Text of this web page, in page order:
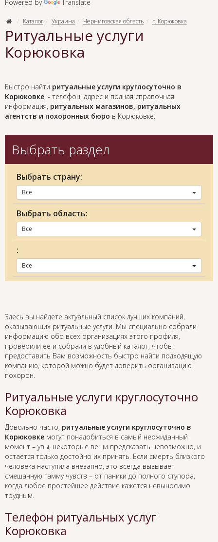
Powered by Translate
Каталог Украина Черниговская область г. Корюковка
Ритуальные услуги
Корюковка
Быстро найти ритуальные услуги круглосуточно в
Корюковке, - телефон, адрес и полная справочная
информация, ритуальных магазинов, ритуальных
агентств и похоронных бюро в Корюковке.
Выбрать раздел
Выбрать страну:
Все
Выбрать область:
Все
:
Все
Здесь вы найдете актуальный список лучших компаний,
оказывающих ритуальные услуги. Мы специально собрали
информацию обо всех организациях этого профиля,
проверили ее и собрали в удобный каталог, чтобы
предоставить Вам возможность быстро найти подходящую
компанию, которой можно будет доверить организацию
похорон.
Ритуальные услуги круглосуточно
Корюковка
Довольно часто, ритуальные услуги круглосуточно в
Корюковке могут понадобиться в самый неожиданный
момент – увы, некоторые вещи предсказать невозможно, и
остается только достойно их принять. Если смерть близкого
человека наступила внезапно, это всегда вызывает
смешанную гамму чувств – от паники до полного ступора,
когда любое простейшее действие кажется невыносимо
трудным.
Телефон ритуальных услуг
Корюковка